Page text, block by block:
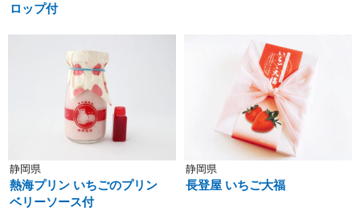
ロップ付
静岡県
熱海プリン いちごのプリン
ベリーソース付
静岡県
長登屋 いちご大福